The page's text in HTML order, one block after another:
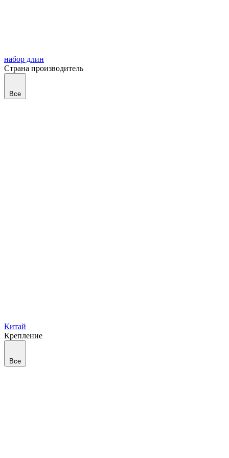
набор длин
Страна производитель
Все
Китай
Крепление
Все